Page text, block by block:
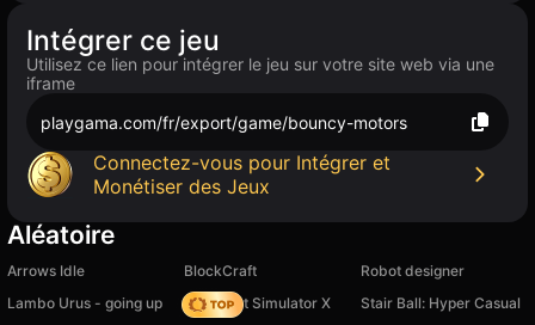
Intégrer ce jeu
Utilisez ce lien pour intégrer le jeu sur votre site web via une
iframe
playgama.com/fr/export/game/bouncy-motors
Connectez-vous pour Intégrer et
Monétiser des Jeux
Aléatoire
Arrows Idle BlockCraft
Robot designer
Lambo Urus - going up
Obby Pet Simulator X
Stair Ball: Hyper Casual